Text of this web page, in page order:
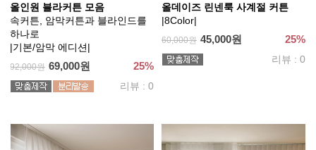
올인원 블라커튼 모음
속커튼, 암막커튼과 블라인드를
하나로
|기본/암막 에디션|
92,000원 69,000원 25%
리뷰 : 0
올데이즈 린넨룩 사계절 커튼
|8Color|
60,000원 45,000원 25%
리뷰 : 0